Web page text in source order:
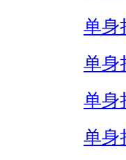
单身
单身
单身
单身